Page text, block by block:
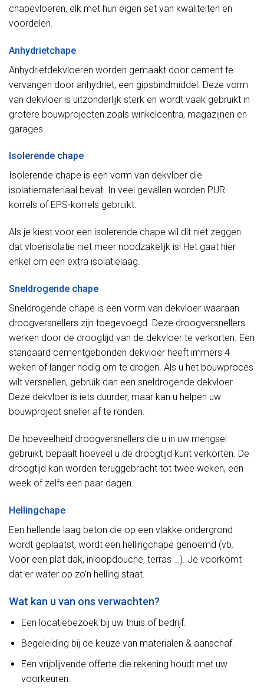
chapevloeren, elk met hun eigen set van kwaliteiten en
voordelen.
Anhydrietchape
Anhydrietdekvloeren worden gemaakt door cement te
vervangen door anhydriet, een gipsbindmiddel. Deze vorm
van dekvloer is uitzonderlijk sterk en wordt vaak gebruikt in
grotere bouwprojecten zoals winkelcentra, magazijnen en
garages.
Isolerende chape
Isolerende chape is een vorm van dekvloer die
isolatiemateriaal bevat. In veel gevallen worden PUR-
korrels of EPS-korrels gebruikt.
Als je kiest voor een isolerende chape wil dit niet zeggen
dat vloerisolatie niet meer noodzakelijk is! Het gaat hier
enkel om een extra isolatielaag.
Sneldrogende chape
Sneldrogende chape is een vorm van dekvloer waaraan
droogversnellers zijn toegevoegd. Deze droogversnellers
werken door de droogtijd van de dekvloer te verkorten. Een
standaard cementgebonden dekvloer heeft immers 4
weken of langer nodig om te drogen. Als u het bouwproces
wilt versnellen, gebruik dan een sneldrogende dekvloer.
Deze dekvloer is iets duurder, maar kan u helpen uw
bouwproject sneller af te ronden.
De hoeveelheid droogversnellers die u in uw mengsel
gebruikt, bepaalt hoeveel u de droogtijd kunt verkorten. De
droogtijd kan worden teruggebracht tot twee weken, een
week of zelfs een paar dagen.
Hellingchape
Een hellende laag beton die op een vlakke ondergrond
wordt geplaatst, wordt een hellingchape genoemd (vb.
Voor een plat dak, inloopdouche, terras …). Je voorkomt
dat er water op zo’n helling staat.
Wat kan u van ons verwachten?
Een locatiebezoek bij uw thuis of bedrijf.
Begeleiding bij de keuze van materialen & aanschaf.
Een vrijblijvende offerte die rekening houdt met uw
voorkeuren.